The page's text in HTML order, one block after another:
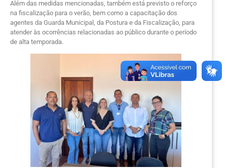
Além das medidas mencionadas, também está previsto o reforço
na fiscalização para o verão, bem como a capacitação dos
agentes da Guarda Municipal, da Postura e da Fiscalização, para
atender às ocorrências relacionadas ao público durante o período
de alta temporada.